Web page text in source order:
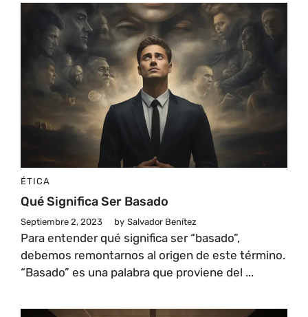
ÉTICA
Qué Significa Ser Basado
Septiembre 2, 2023 by Salvador Benítez
Para entender qué significa ser “basado”,
debemos remontarnos al origen de este término.
“Basado” es una palabra que proviene del ...